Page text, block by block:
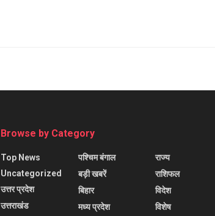
Browse by Category
Top News
Uncategorized
उत्तर प्रदेश
उत्तराखंड
पश्चिम बंगाल
बड़ी खबरें
बिहार
मध्य प्रदेश
राज्य
राशिफल
विदेश
विशेष